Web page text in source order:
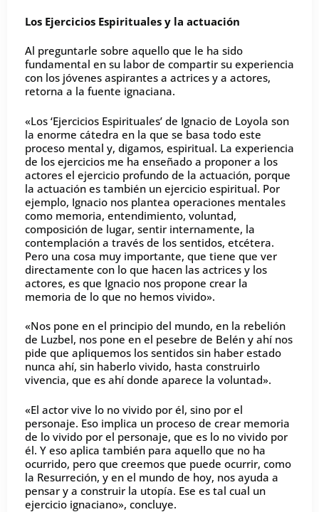
Los Ejercicios Espirituales y la actuación
Al preguntarle sobre aquello que le ha sido
fundamental en su labor de compartir su experiencia
con los jóvenes aspirantes a actrices y a actores,
retorna a la fuente ignaciana.
«Los ‘Ejercicios Espirituales’ de Ignacio de Loyola son
la enorme cátedra en la que se basa todo este
proceso mental y, digamos, espiritual. La experiencia
de los ejercicios me ha enseñado a proponer a los
actores el ejercicio profundo de la actuación, porque
la actuación es también un ejercicio espiritual. Por
ejemplo, Ignacio nos plantea operaciones mentales
como memoria, entendimiento, voluntad,
composición de lugar, sentir internamente, la
contemplación a través de los sentidos, etcétera.
Pero una cosa muy importante, que tiene que ver
directamente con lo que hacen las actrices y los
actores, es que Ignacio nos propone crear la
memoria de lo que no hemos vivido».
«Nos pone en el principio del mundo, en la rebelión
de Luzbel, nos pone en el pesebre de Belén y ahí nos
pide que apliquemos los sentidos sin haber estado
nunca ahí, sin haberlo vivido, hasta construirlo
vivencia, que es ahí donde aparece la voluntad».
«El actor vive lo no vivido por él, sino por el
personaje. Eso implica un proceso de crear memoria
de lo vivido por el personaje, que es lo no vivido por
él. Y eso aplica también para aquello que no ha
ocurrido, pero que creemos que puede ocurrir, como
la Resurreción, y en el mundo de hoy, nos ayuda a
pensar y a construir la utopía. Ese es tal cual un
ejercicio ignaciano», concluye.